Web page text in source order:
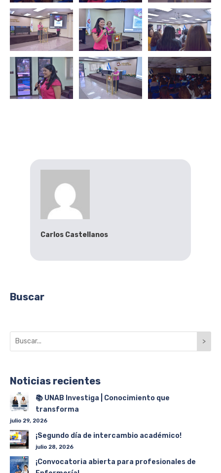
Carlos Castellanos
Buscar
>
Noticias recientes
📚 UNAB Investiga | Conocimiento que
transforma
julio 29, 2026
¡Segundo día de intercambio académico!
julio 28, 2026
¡Convocatoria abierta para profesionales de